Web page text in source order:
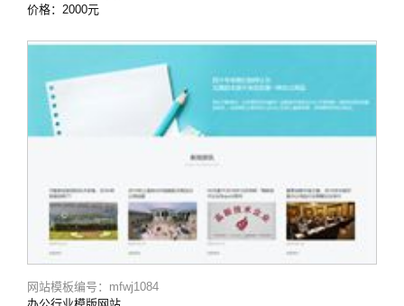
价格：2000元
网站模板编号：mfwj1084